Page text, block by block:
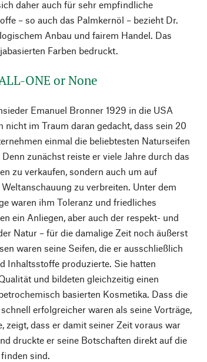
daher auch für sehr empfindliche
– so auch das Palmkernöl – bezieht Dr.
Anbau und fairem Handel. Das
Farben bedruckt.
ONE or None
Emanuel Bronner 1929 in die USA
nicht im Traum daran gedacht, dass sein 20
einmal die beliebtesten Naturseifen
zunächst reiste er viele Jahre durch das
zu verkaufen, sondern auch um auf
zu verbreiten. Unter dem
waren ihm Toleranz und friedliches
ein Anliegen, aber auch der respekt- und
Natur – für die damalige Zeit noch äußerst
waren seine Seifen, die er ausschließlich
Inhaltsstoffe produzierte. Sie hatten
und bildeten gleichzeitig einen
basierten Kosmetika. Dass die
erfolgreicher waren als seine Vorträge,
zeigt, dass er damit seiner Zeit voraus war
druckte er seine Botschaften direkt auf die
sind.